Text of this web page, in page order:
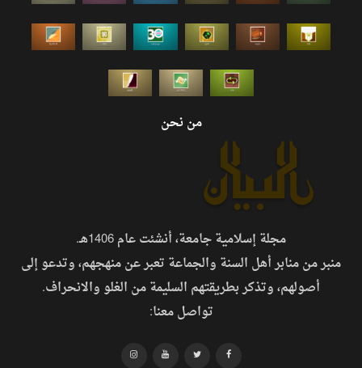
من نحن
مجلة إسلامية جامعة، أنشئت عام 1406هـ.
منبر من منابر أهل السنة والجماعة تعبر عن منهجهم، وتدعو إلى
أصولهم، وتذكر بطريقتهم السليمة من الغلو والانحراف.
تواصل معنا: